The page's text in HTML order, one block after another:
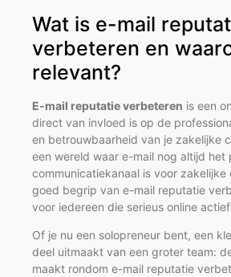
Wat is e-mail
verbeteren en
relevant?
E-mail reputatie verbeteren is een
direct van invloed is op de
en betrouwbaarheid van je zakelijke
een wereld waar e-mail nog altijd het
communicatiekanaal is voor zakelijke
goed begrip van e-mail reputatie
voor iedereen die serieus online
Of je nu een solopreneur bent, een
deel uitmaakt van een groter team:
maakt rondom e-mail reputatie